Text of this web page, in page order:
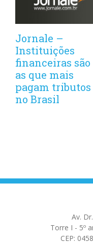
Jornale –
Instituições
financeiras são
as que mais
pagam tributos
no Brasil
Av.
Torre I - 5º
CEP: